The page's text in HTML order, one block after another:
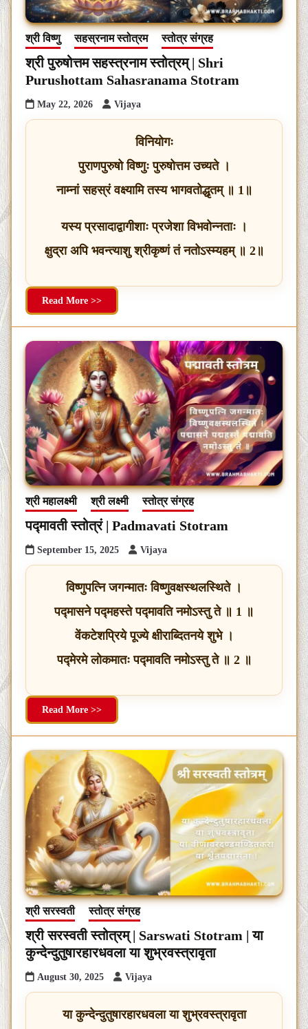
श्री विष्णु सहस्रनाम स्तोत्रम स्तोत्र संग्रह
श्री पुरुषोत्तम सहस्त्रनाम स्तोत्रम् | Shri
Purushottam Sahasranama Stotram
May 22, 2026 Vijaya
विनियोगः
पुराणपुरुषो विष्णुः पुरुषोत्तम उच्यते ।
नाम्नां सहस्रं वक्ष्यामि तस्य भागवतोद्धृतम् ॥ 1॥
यस्य प्रसादाद्वागीशाः प्रजेशा विभवोन्नताः ।
क्षुद्रा अपि भवन्त्याशु श्रीकृष्णं तं नतोऽस्म्यहम् ॥ 2॥
Read More >>
श्री महालक्ष्मी श्री लक्ष्मी स्तोत्र संग्रह
पद्मावती स्तोत्रं | Padmavati Stotram
September 15, 2025 Vijaya
विष्णुपत्नि जगन्मातः विष्णुवक्षस्थलस्थिते ।
पद्मासने पद्महस्ते पद्मावति नमोऽस्तु ते ॥ 1 ॥
वेंकटेशप्रिये पूज्ये क्षीराब्दितनये शुभे ।
पद्मेरमे लोकमातः पद्मावति नमोऽस्तु ते ॥ 2 ॥
Read More >>
श्री सरस्वती स्तोत्र संग्रह
श्री सरस्वती स्तोत्रम् | Sarswati Stotram | या
कुन्देन्दुतुषारहारधवला या शुभ्रवस्त्रावृता
August 30, 2025 Vijaya
या कुन्देन्दुतुषारहारधवला या शुभ्रवस्त्रावृता